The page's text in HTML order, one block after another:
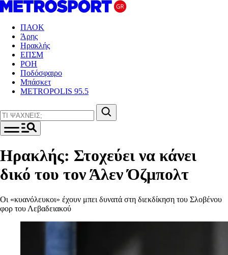
ΠΑΟΚ
Άρης
Ηρακλής
ΕΠΣΜ
ΡΟΗ
Ποδόσφαιρο
Μπάσκετ
METROPOLIS 95.5
Ηρακλής: Στοχεύει να κάνει
δικό του τον Άλεν Όζμπολτ
Οι «κυανόλευκοι» έχουν μπει δυνατά στη διεκδίκηση του Σλοβένου
φορ του Λεβαδειακού